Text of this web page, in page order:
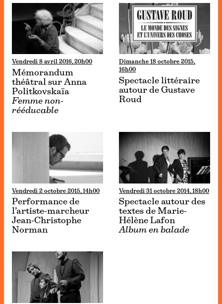
Vendredi 8 avril 2016, 20h00
Mémorandum
théâtral sur Anna
Politkovskaïa
Femme non-
rééducable
Dimanche 18 octobre 2015,
16h00
Spectacle littéraire
autour de Gustave
Roud
Vendredi 2 octobre 2015, 14h00
Performance de
l’artiste-marcheur
Jean-Christophe
Norman
Vendredi 31 octobre 2014, 18h00
Spectacle autour des
textes de Marie-
Hélène Lafon
Album en balade